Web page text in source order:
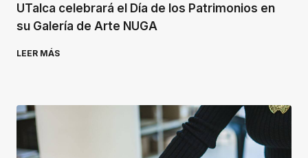
UTalca celebrará el Día de los Patrimonios en
su Galería de Arte NUGA
LEER MÁS